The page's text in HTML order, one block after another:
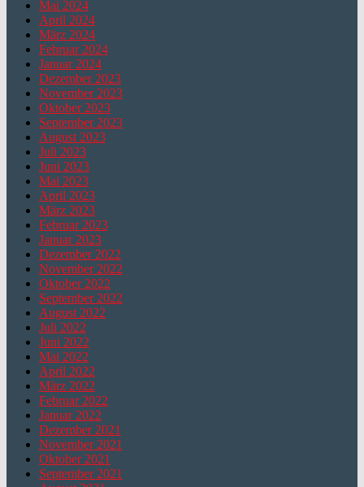
Mai 2024
April 2024
März 2024
Februar 2024
Januar 2024
Dezember 2023
November 2023
Oktober 2023
September 2023
August 2023
Juli 2023
Juni 2023
Mai 2023
April 2023
März 2023
Februar 2023
Januar 2023
Dezember 2022
November 2022
Oktober 2022
September 2022
August 2022
Juli 2022
Juni 2022
Mai 2022
April 2022
März 2022
Februar 2022
Januar 2022
Dezember 2021
November 2021
Oktober 2021
September 2021